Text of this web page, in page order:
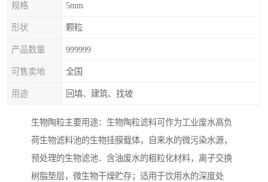
规格 5mm
形状 颗粒
产品数量 999999
可售卖地 全国
用途 回填、建筑、找坡
生物陶粒主要用途：生物陶粒滤料可作为工业废水高负
荷生物滤料池的生物挂膜载体，自来水的微污染水源，
预处理的生物滤池．含油废水的粗粒化材料，离子交换
树脂垫层，微生物干燥贮存；适用于饮用水的深度处